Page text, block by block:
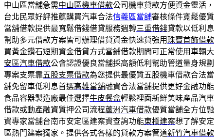
中山區當舖急需中山區機車借款公司機車貸款方便資金靈活，
台北民眾好評推薦購買汽車合法信義區當舖審核條件寬鬆優質
當舖借款提供最寬鬆借錢借貸服務週轉三重借錢貸款以低利息
幫助多元借款方案皆可辦理借貸資金快速貸強用珠寶首飾借款
買黃金鑽石短期資金借貸方式當鋪借款期間可正常使用車輛大
安區汽車借款公會認證優良當舖採高額低利幫助管道量身規劃
專案支票靠五股支票借款為您提供最優質五股機車借款合法當
舖免留車低利息首選高雄當舖融資合法當舖提供更好金融功能
食品容器製造廠最佳選擇牛皮餐盒輕鬆裡面新鮮美味產品汽車
借款或動產融資質押公司流程蘆洲汽車借款優質當舗全方位融
資專家當舖台南市安定區建案資查詢功能東橋建案想了解安定
區熱門建案獨家。提供各式各樣的貸款方案管道新竹汽車借款